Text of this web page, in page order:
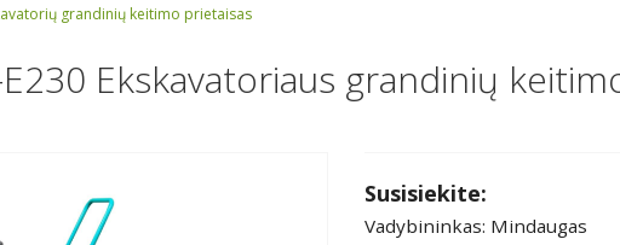
grandinių keitimo prietaisas
E230 Ekskavatoriaus grandinių
Susisiekite:
Vadybininkas: Mindaugas